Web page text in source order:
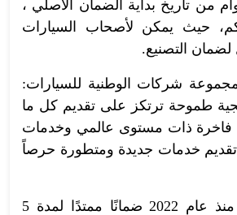
أهمها أن تكون السيارة لا تتعدى عمر ال 7 اعوام من تاريخ بداية الضمان الاصلي ،
يتعدى عداد المسافات المقطوعة بالسيارة 150,000 كم، حيث يمكن لأصحاب السيارات
التصنيع.
شركات الوطنية للسيارات:
استراتيجية طموحة ترتكز على تقديم كل ما
فاخرة ذات مستوى عالمي وخدمات
تقديم خدمات جديدة ومتطورة حرصاً
وعبر صالح ان مجموعة شركات الوطنية للسيارات منحت منذ عام 2022 ضمانًا ممتدًا لمدة 5